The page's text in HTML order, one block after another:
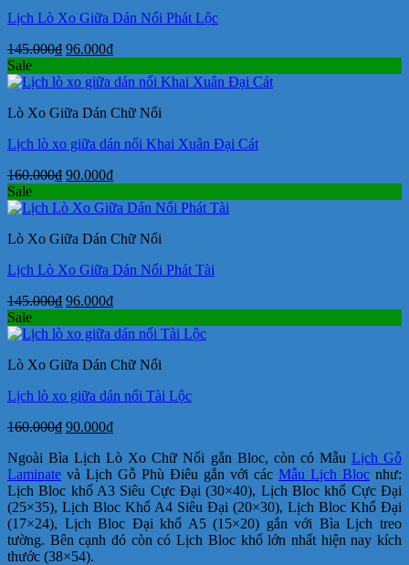
Lịch Lò Xo Giữa Dán Nổi Phát Lộc
145.000₫ Giá
là:
96.000₫Giá
tại
96.000₫.
Sale
Lò Xo Giữa Dán Chữ Nổi
Lịch lò xo giữa dán nổi Khai Xuân Đại Cát
160.000₫ Giá
là:
90.000₫Giá
tại
90.000₫.
Sale
Lò Xo Giữa Dán Chữ Nổi
Lịch Lò Xo Giữa Dán Nổi Phát Tài
145.000₫ Giá
là:
96.000₫Giá
tại
96.000₫.
Sale
Lò Xo Giữa Dán Chữ Nổi
Lịch lò xo giữa dán nổi Tài Lộc
160.000₫ Giá
là:
160.000₫.
90.000₫Giá
tại
là:
90.000₫.
Ngoài Bìa Lịch Lò Xo Chữ Nổi gắn Bloc, còn có Mẫu Lịch Gỗ
Laminate và Lịch Gỗ Phù Điêu gắn với các Mẫu Lịch Bloc như:
Lịch Bloc khổ A3 Siêu Cực Đại (30×40), Lịch Bloc khổ Cực Đại
(25×35), Lịch Bloc Khổ A4 Siêu Đại (20×30), Lịch Bloc Khổ Đại
(17×24), Lịch Bloc Đại khổ A5 (15×20) gắn với Bìa Lịch treo
tường. Bên cạnh đó còn có Lịch Bloc khổ lớn nhất hiện nay kích
thước (38×54).